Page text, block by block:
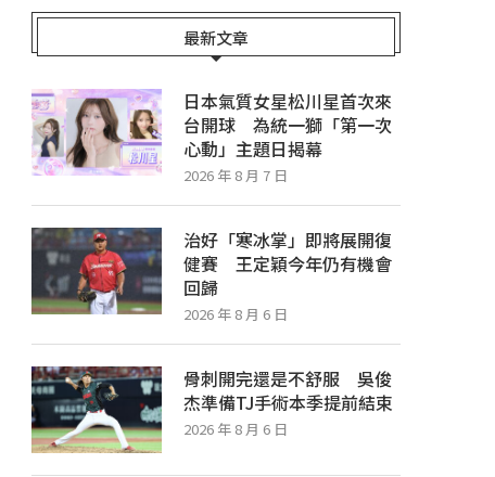
最新文章
日本氣質女星松川星首次來
台開球 為統一獅「第一次
心動」主題日揭幕
2026 年 8 月 7 日
治好「寒冰掌」即將展開復
健賽 王定穎今年仍有機會
回歸
2026 年 8 月 6 日
骨刺開完還是不舒服 吳俊
杰準備TJ手術本季提前結束
2026 年 8 月 6 日